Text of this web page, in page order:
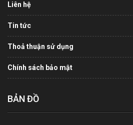
Liên hệ
Tin tức
Thoả thuận sử dụng
Chính sách bảo mật
BẢN ĐỒ